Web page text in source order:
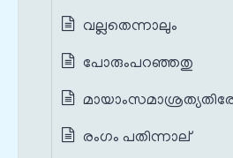
വല്ലതെന്നാലും
പോരുംപറഞ്ഞതു
രംഗം പതിന്നാല്